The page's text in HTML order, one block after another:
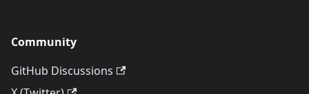
Community
GitHub Discussions